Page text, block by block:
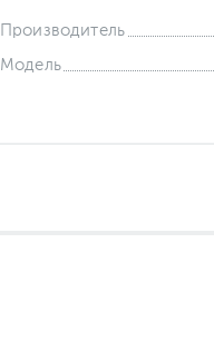
Производитель
Модель